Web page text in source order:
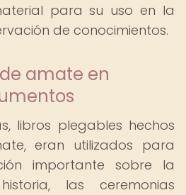
para su uso en la
de conocimientos.
amate en
libros plegables hechos
eran utilizados para
importante sobre la
las ceremonias